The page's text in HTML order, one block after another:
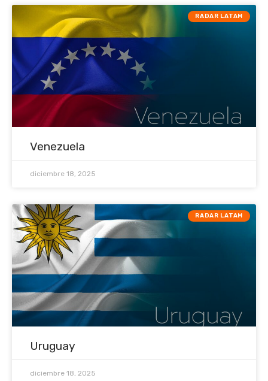
RADAR LATAM
Venezuela
diciembre 18, 2025
RADAR LATAM
Uruguay
diciembre 18, 2025